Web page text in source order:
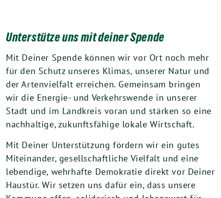
Unterstütze uns mit deiner Spende
Mit Deiner Spende können wir vor Ort noch mehr
für den Schutz unseres Klimas, unserer Natur und
der Artenvielfalt erreichen. Gemeinsam bringen
wir die Energie- und Verkehrswende in unserer
Stadt und im Landkreis voran und stärken so eine
nachhaltige, zukunftsfähige lokale Wirtschaft.
Mit Deiner Unterstützung fördern wir ein gutes
Miteinander, gesellschaftliche Vielfalt und eine
lebendige, wehrhafte Demokratie direkt vor Deiner
Haustür. Wir setzen uns dafür ein, dass unsere